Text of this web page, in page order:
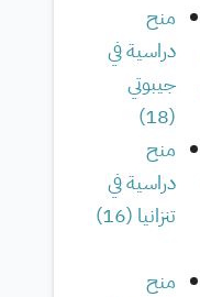
منح
دراسية في
جيبوتي
(
18
)
منح
دراسية في
تنزانيا (
16
)
منح